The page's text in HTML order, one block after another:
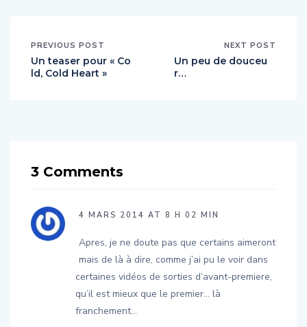
PREVIOUS POST
Un teaser pour « Co
ld, Cold Heart »
NEXT POST
Un peu de douceu
r…
3 Comments
4 MARS 2014 AT 8 H 02 MIN
Apres, je ne doute pas que certains aimeront
mais de là à dire, comme j’ai pu le voir dans
certaines vidéos de sorties d’avant-premiere,
qu’il est mieux que le premier… là
franchement…